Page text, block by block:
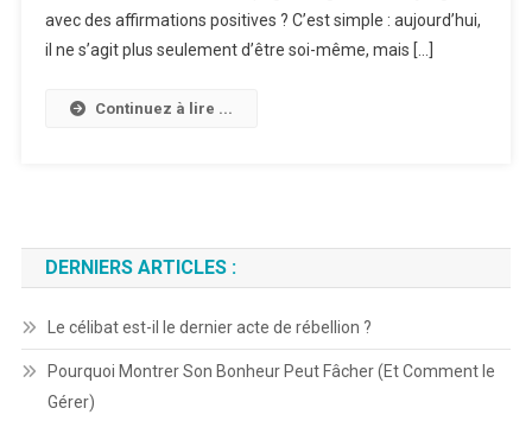
De
Tomber
avec des affirmations positives ? C’est simple : aujourd’hui,
il ne s’agit plus seulement d’être soi-même, mais […]
Continuez à lire ...
DERNIERS ARTICLES :
Le célibat est-il le dernier acte de rébellion ?
Pourquoi Montrer Son Bonheur Peut Fâcher (Et Comment le
Gérer)